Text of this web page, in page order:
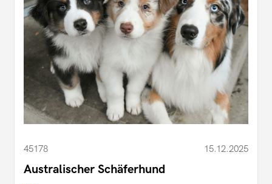
45178 15.12.2025
Australischer Schäferhund